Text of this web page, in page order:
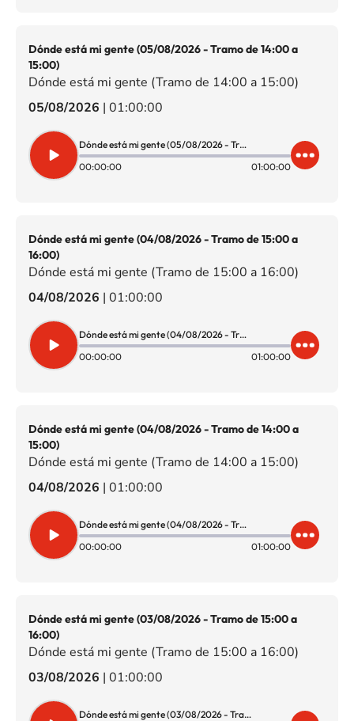
Dónde está mi gente (05/08/2026 - Tramo de 14:00 a
15:00)
Dónde está mi gente (Tramo de 14:00 a 15:00)
05/08/2026 | 01:00:00
Dónde está mi gente (05/08/2026 - Tramo de 14:00 a 15:00)
00:00:00
01:00:00
Dónde está mi gente (04/08/2026 - Tramo de 15:00 a
16:00)
Dónde está mi gente (Tramo de 15:00 a 16:00)
04/08/2026 | 01:00:00
Dónde está mi gente (04/08/2026 - Tramo de 15:00 a 16:00)
00:00:00
01:00:00
Dónde está mi gente (04/08/2026 - Tramo de 14:00 a
15:00)
Dónde está mi gente (Tramo de 14:00 a 15:00)
04/08/2026 | 01:00:00
Dónde está mi gente (04/08/2026 - Tramo de 14:00 a 15:00)
00:00:00
01:00:00
Dónde está mi gente (03/08/2026 - Tramo de 15:00 a
16:00)
Dónde está mi gente (Tramo de 15:00 a 16:00)
03/08/2026 | 01:00:00
Dónde está mi gente (03/08/2026 - Tramo de 15:00 a 16:00)